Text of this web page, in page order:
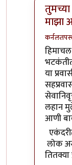
माझा
In
हिमाचल
या
लहान
आणी
लोक
तितक्या